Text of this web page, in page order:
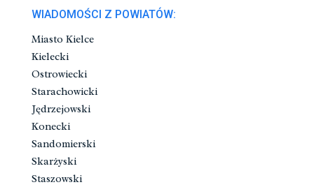
WIADOMOŚCI Z POWIATÓW:
Miasto Kielce
Kielecki
Ostrowiecki
Starachowicki
Jędrzejowski
Konecki
Sandomierski
Skarżyski
Staszowski